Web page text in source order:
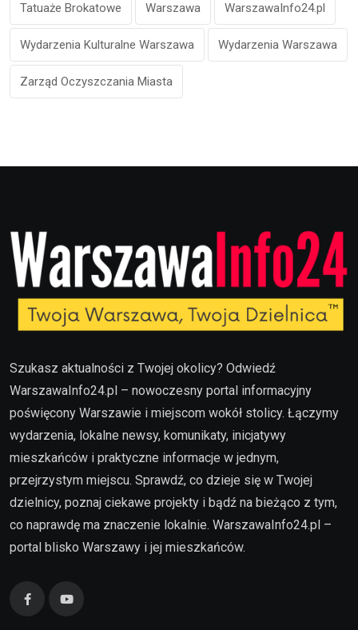
Tatuaże Brokatowe Warszawa WarszawaInfo24.pl
Wydarzenia Kulturalne Warszawa Wydarzenia Warszawa
Zarząd Oczyszczania Miasta
Szukasz aktualności z Twojej okolicy? Odwiedź
WarszawaInfo24.pl – nowoczesny portal informacyjny
poświęcony Warszawie i miejscom wokół stolicy. Łączymy
wydarzenia, lokalne newsy, komunikaty, inicjatywy
mieszkańców i praktyczne informacje w jednym,
przejrzystym miejscu. Sprawdź, co dzieje się w Twojej
dzielnicy, poznaj ciekawe projekty i bądź na bieżąco z tym,
co naprawdę ma znaczenie lokalnie. WarszawaInfo24.pl –
portal blisko Warszawy i jej mieszkańców.